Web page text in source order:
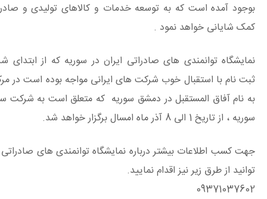
آمده است که به توسعه خدمات و کالاهای تولیدی و صادراتی
شایانی خواهد نمود .
توانمندی های صادراتی ایران در سوریه که از ابتدای شروع
نام با استقبال خوب شرکت های ایرانی مواجه بوده است در مرکزی
آفاق المستقبل در دمشق سوریه که متعلق است به شرکت سایپا
1 الی 8 آذر ماه امسال برگزار خواهد شد.
اطلاعات بیشتر درباره نمایشگاه توانمندی های صادراتی می
از طرق زیر نیز اقدام نمایید.